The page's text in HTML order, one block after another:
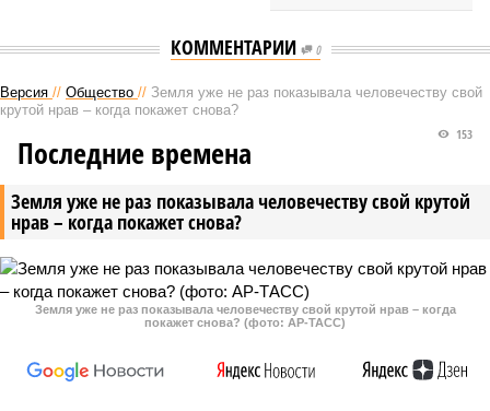
КОММЕНТАРИИ 0
Версия // Общество // Земля уже не раз показывала человечеству свой
крутой нрав – когда покажет снова?
Земля уже не раз показывала человечеству свой крутой
нрав – когда покажет снова?
153
Последние времена
Земля уже не раз показывала человечеству свой крутой нрав – когда
покажет снова? (фото: АР-ТАСС)